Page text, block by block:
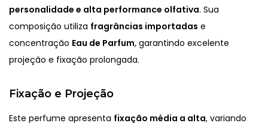
personalidade e alta performance olfativa. Sua
composição utiliza fragrâncias importadas e
concentração Eau de Parfum, garantindo excelente
projeção e fixação prolongada.
Fixação e Projeção
Este perfume apresenta fixação média a alta, variando